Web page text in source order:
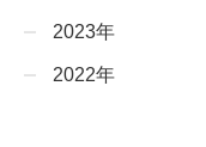
2023年
2022年